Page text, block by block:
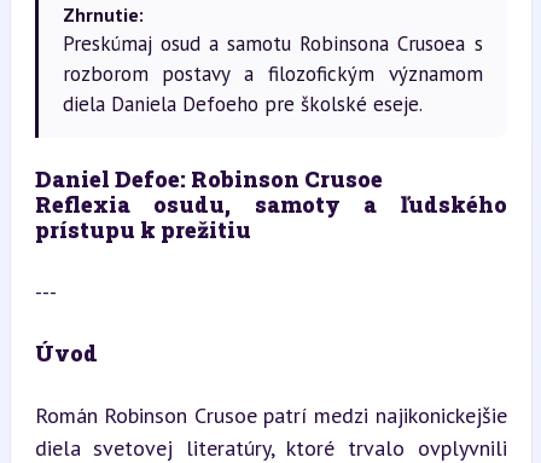
Zhrnutie:
Preskúmaj osud a samotu Robinsona Crusoea s
rozborom postavy a filozofickým významom
diela Daniela Defoeho pre školské eseje.
Daniel Defoe: Robinson Crusoe
Reflexia osudu, samoty a ľudského
prístupu k prežitiu
---
Úvod
Román Robinson Crusoe patrí medzi najikonickejšie
diela svetovej literatúry, ktoré trvalo ovplyvnili